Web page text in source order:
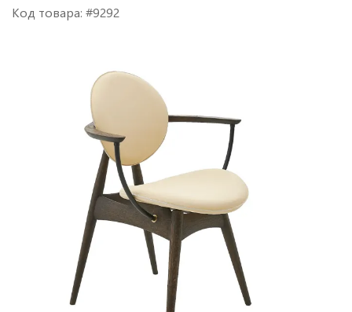
Код товара: #9292